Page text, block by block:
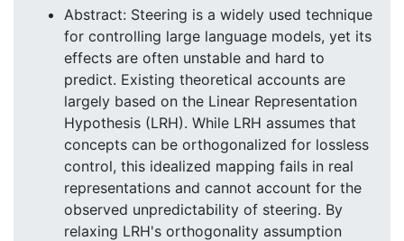
Abstract: Steering is a widely used technique
for controlling large language models, yet its
effects are often unstable and hard to
predict. Existing theoretical accounts are
largely based on the Linear Representation
Hypothesis (LRH). While LRH assumes that
concepts can be orthogonalized for lossless
control, this idealized mapping fails in real
representations and cannot account for the
observed unpredictability of steering. By
relaxing LRH's orthogonality assumption